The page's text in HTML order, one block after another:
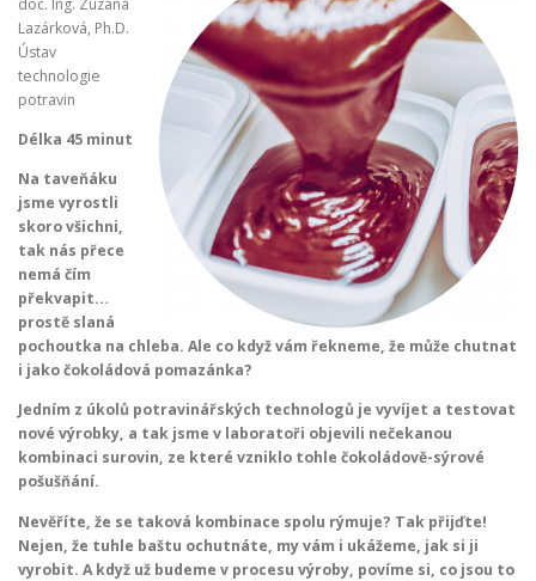
doc. Ing. Zuzana
Lazárková, Ph.D.
Ústav
technologie
potravin
Délka 45 minut
Na taveňáku
jsme vyrostli
skoro všichni,
tak nás přece
nemá čím
překvapit…
prostě slaná
pochoutka na chleba. Ale co když vám řekneme, že může chutnat
i jako čokoládová pomazánka?
Jedním z úkolů potravinářských technologů je vyvíjet a testovat
nové výrobky, a tak jsme v laboratoři objevili nečekanou
kombinaci surovin, ze které vzniklo tohle čokoládově-sýrové
pošušňání.
Nevěříte, že se taková kombinace spolu rýmuje? Tak přijďte!
Nejen, že tuhle baštu ochutnáte, my vám i ukážeme, jak si ji
vyrobit. A když už budeme v procesu výroby, povíme si, co jsou to